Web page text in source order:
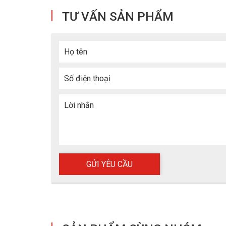
TƯ VẤN SẢN PHẨM
Họ tên
Số điện thoại
Lời nhắn